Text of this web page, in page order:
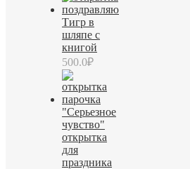
Тигр в
шляпе с
книгой
500.0₽
"Серьезное
чувство"
открытка
для
праздника